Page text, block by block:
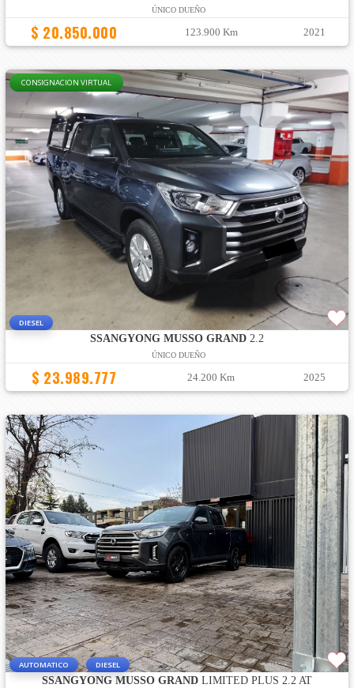
ÚNICO DUEÑO
$ 20.850.000 123.900 Km 2021
CONSIGNACION VIRTUAL
DIESEL
SSANGYONG MUSSO GRAND2.2
ÚNICO DUEÑO
$ 23.989.777 24.200 Km 2025
AUTOMATICO DIESEL
SSANGYONG MUSSO GRANDLIMITED PLUS 2.2 AT